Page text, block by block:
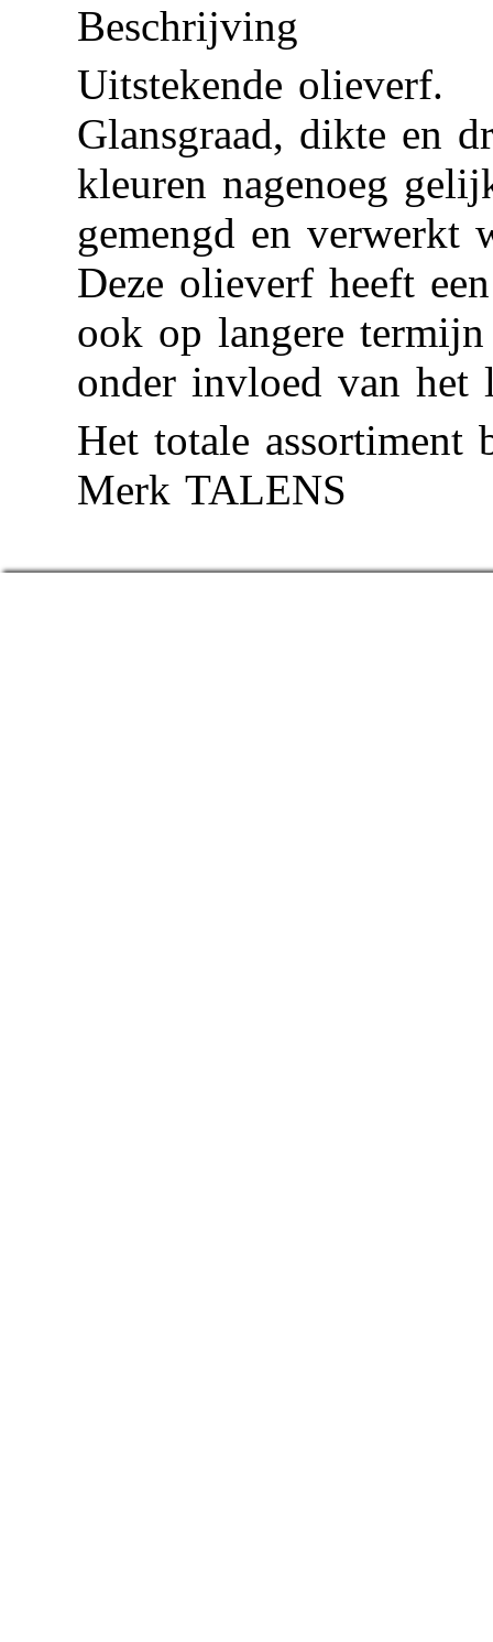
Beschrijving
Uitstekende olieverf.
Glansgraad, dikte en
kleuren nagenoeg
gemengd en verwerkt
Deze olieverf heeft
ook op langere
onder invloed van het
Het totale assortiment
Merk TALENS